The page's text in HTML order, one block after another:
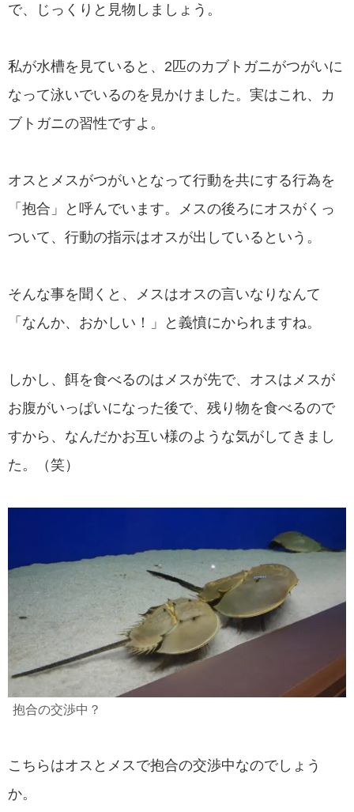
で、じっくりと見物しましょう。
私が水槽を見ていると、2匹のカブトガニがつがいに
なって泳いでいるのを見かけました。実はこれ、カ
ブトガニの習性ですよ。
オスとメスがつがいとなって行動を共にする行為を
「抱合」と呼んでいます。メスの後ろにオスがくっ
ついて、行動の指示はオスが出しているという。
そんな事を聞くと、メスはオスの言いなりなんて
「なんか、おかしい！」と義憤にかられますね。
しかし、餌を食べるのはメスが先で、オスはメスが
お腹がいっぱいになった後で、残り物を食べるので
すから、なんだかお互い様のような気がしてきまし
た。（笑）
抱合の交渉中？
こちらはオスとメスで抱合の交渉中なのでしょう
か。